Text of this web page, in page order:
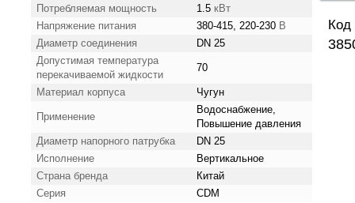
Потребляемая мощность
1.5 кВт
Напряжение питания
380-415, 220-230 В
Диаметр соединения
DN 25
Допустимая температура
перекачиваемой жидкости
70
Материал корпуса Чугун
Применение
Водоснабжение,
Повышение давления
Диаметр напорного патрубка
DN 25
Исполнение
Вертикальное
Страна бренда
Китай
Серия
CDM
Код